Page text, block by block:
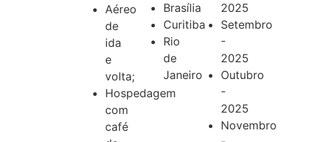
Aéreo
de
ida
e
volta;
Hospedagem
com
café
Brasília
Curitiba
Rio
de
Janeiro
2025
Setembro
-
2025
Outubro
-
2025
Novembro